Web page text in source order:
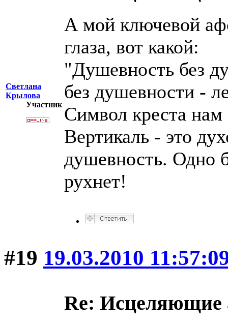
Светлана
Крылова
Участник
А мой ключевой
глаза, вот какой:
"Душевность без
без душевности -
Символ креста нам
Вертикаль - это
душевность. Одно
рухнет!
#19 19.03.2010
Re: Исцеляющие